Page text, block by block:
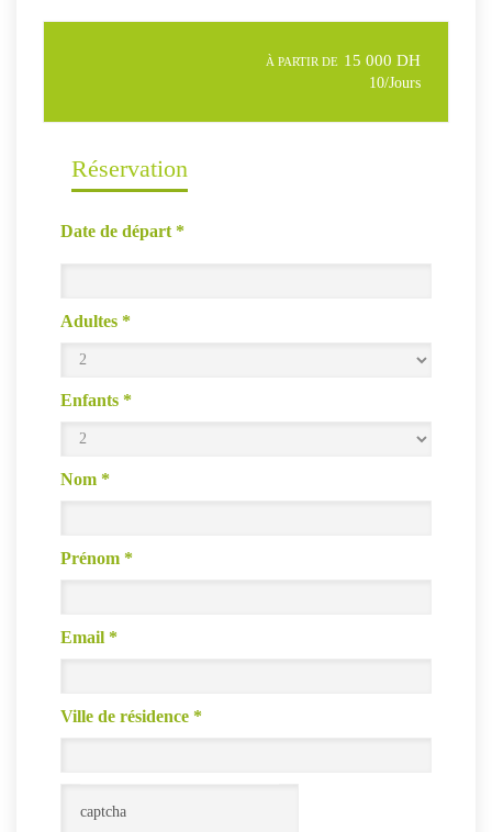
À PARTIR DE 15 000 DH
10/Jours
Réservation
Date de départ *
Adultes *
Enfants *
Nom *
Prénom *
Email *
Ville de résidence *
captcha